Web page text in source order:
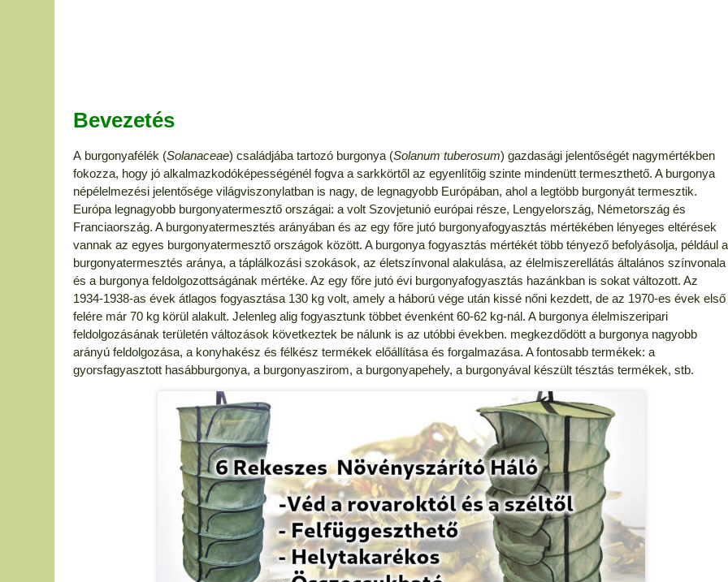
Bevezetés
A burgonyafélék (Solanaceae) családjába tartozó burgonya (Solanum tuberosum) gazdasági jelentőségét nagymértékben
fokozza, hogy jó alkalmazkodóképességénél fogva a sarkkörtől az egyenlítőig szinte mindenütt termeszthető. A burgonya
népélelmezési jelentősége világviszonylatban is nagy, de legnagyobb Európában, ahol a legtöbb burgonyát termesztik.
Európa legnagyobb burgonyatermesztő országai: a volt Szovjetunió európai része, Lengyelország, Németország és
Franciaország. A burgonyatermesztés arányában és az egy főre jutó burgonyafogyasztás mértékében lényeges eltérések
vannak az egyes burgonyatermesztő országok között. A burgonya fogyasztás mértékét több tényező befolyásolja, például a
burgonyatermesztés aránya, a táplálkozási szokások, az életszínvonal alakulása, az élelmiszerellátás általános színvonala
és a burgonya feldolgozottságának mértéke. Az egy főre jutó évi burgonyafogyasztás hazánkban is sokat változott. Az
1934-1938-as évek átlagos fogyasztása 130 kg volt, amely a háború vége után kissé nőni kezdett, de az 1970-es évek első
felére már 70 kg körül alakult. Jelenleg alig fogyasztunk többet évenként 60-62 kg-nál. A burgonya élelmiszeripari
feldolgozásának területén változások következtek be nálunk is az utóbbi években. megkezdődött a burgonya nagyobb
arányú feldolgozása, a konyhakész és félkész termékek előállítása és forgalmazása. A fontosabb termékek: a
gyorsfagyasztott hasábburgonya, a burgonyaszirom, a burgonyapehely, a burgonyával készült tésztás termékek, stb.